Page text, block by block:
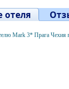
отеля
Mark 3* Прага Чехия